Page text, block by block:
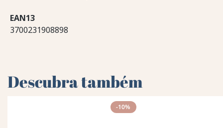
EAN13
3700231908898
Descubra também
-10%